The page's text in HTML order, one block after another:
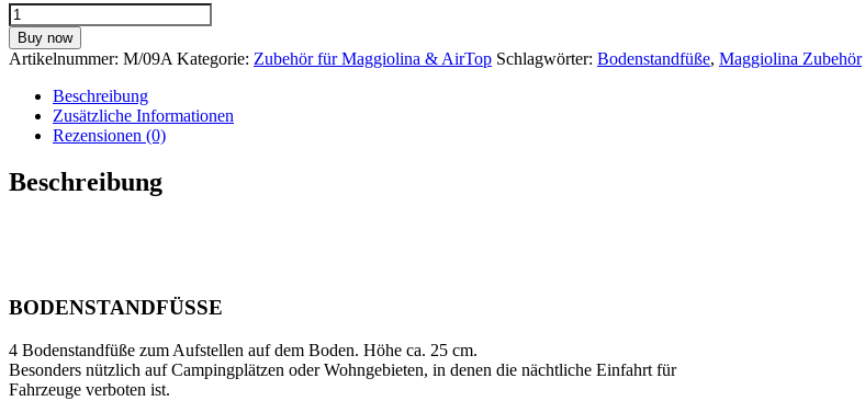
Bodenstandfüße
für
Maggiolina
&
Airtop
Menge
Buy now
Artikelnummer: M/09A Kategorie: Zubehör für Maggiolina & AirTop Schlagwörter: Bodenstandfüße, Maggiolina Zubehör
Beschreibung
Zusätzliche Informationen
Rezensionen (0)
Beschreibung
BODENSTANDFÜSSE
4 Bodenstandfüße zum Aufstellen auf dem Boden. Höhe ca. 25 cm.
Besonders nützlich auf Campingplätzen oder Wohngebieten, in denen die nächtliche Einfahrt für
Fahrzeuge verboten ist.